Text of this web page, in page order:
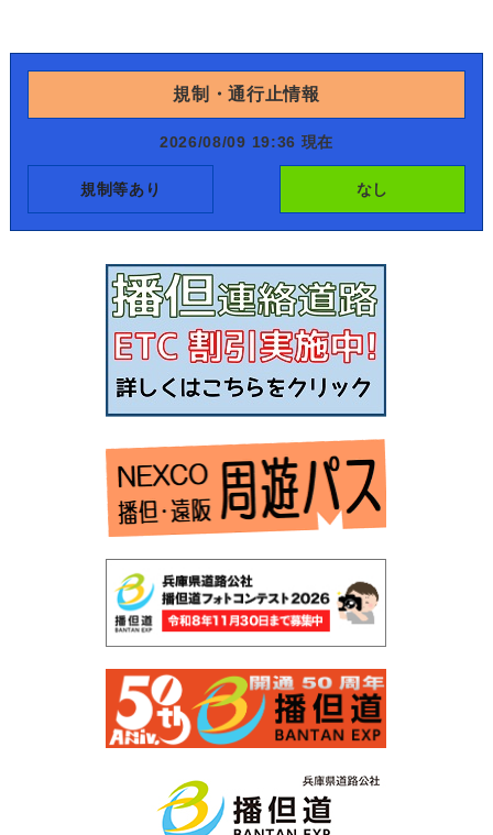
規制・通行止情報
2026/08/09 19:36 現在
規制等あり なし